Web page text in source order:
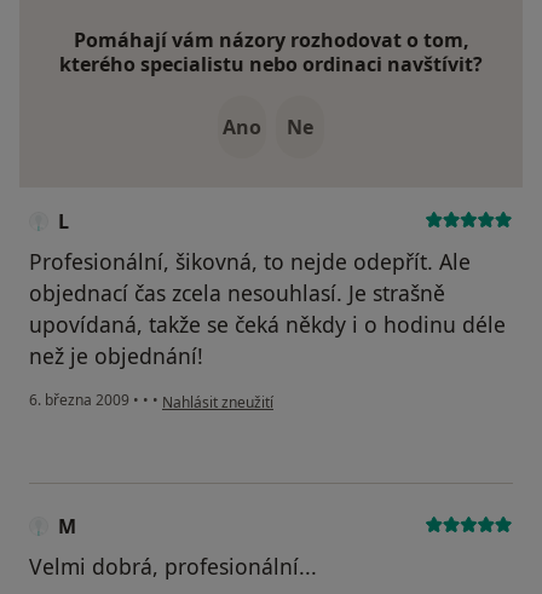
Pomáhají vám názory rozhodovat o tom,
kterého specialistu nebo ordinaci navštívit?
Ano Ne
L
Profesionální, šikovná, to nejde odepřít. Ale
objednací čas zcela nesouhlasí. Je strašně
upovídaná, takže se čeká někdy i o hodinu déle
než je objednání!
6. března 2009 • • • podle názoru uživatele L
Nahlásit zneužití
M
Velmi dobrá, profesionální...